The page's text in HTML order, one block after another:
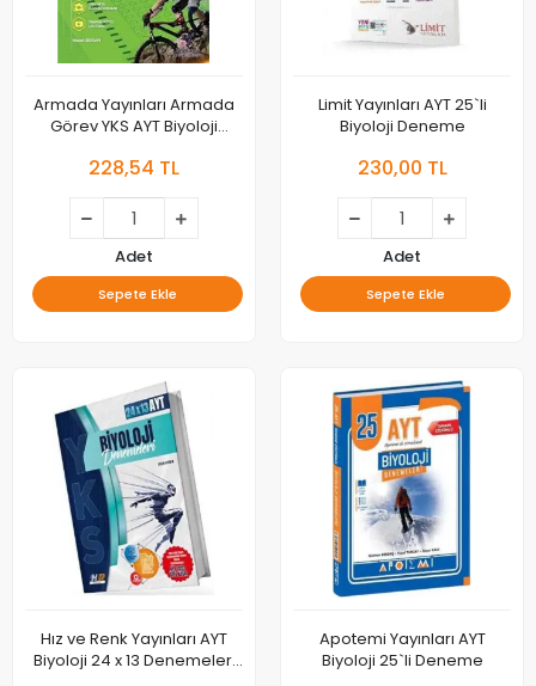
Armada Yayınları Armada
Görev YKS AYT Biyoloji
Çözümlü
228,54 TL
Adet
Sepete Ekle
Limit Yayınları AYT 25`li
Biyoloji Deneme
230,00 TL
Adet
Sepete Ekle
Hız ve Renk Yayınları AYT
Biyoloji 24 x 13 Denemeleri
Apotemi Yayınları AYT
Biyoloji 25`li Deneme